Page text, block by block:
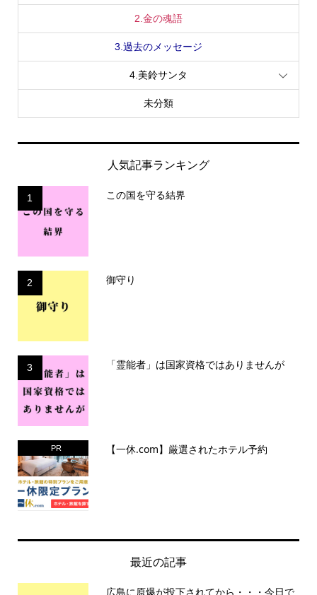
2.金の魂語
3.過去のメッセージ
4.美鈴サンタ
未分類
人気記事ランキング
1 この国を守る結界
2 御守り
3 「霊能者」は国家資格ではありませんが
PR 【一休.com】厳選されたホテル予約
最近の記事
広島に原爆が投下されてから・・・今日で